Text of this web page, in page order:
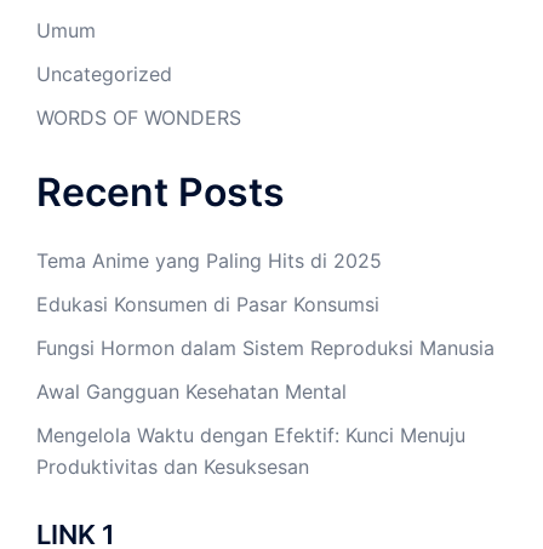
Umum
Uncategorized
WORDS OF WONDERS
Recent Posts
Tema Anime yang Paling Hits di 2025
Edukasi Konsumen di Pasar Konsumsi
Fungsi Hormon dalam Sistem Reproduksi Manusia
Awal Gangguan Kesehatan Mental
Mengelola Waktu dengan Efektif: Kunci Menuju
Produktivitas dan Kesuksesan
LINK 1